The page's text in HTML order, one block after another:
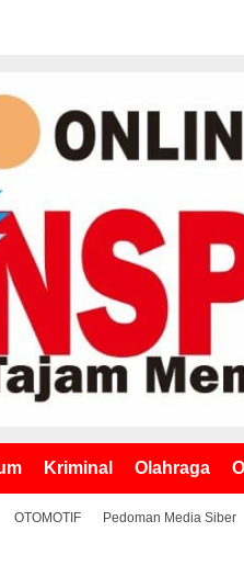
Kriminal Olahraga
OTOMOTIF Pedoman Media Siber